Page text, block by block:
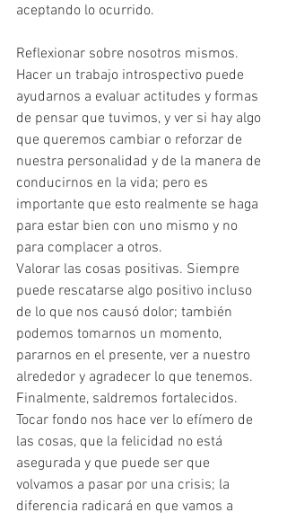
aceptando lo ocurrido.
Reflexionar sobre nosotros mismos.
Hacer un trabajo introspectivo puede
ayudarnos a evaluar actitudes y formas
de pensar que tuvimos, y ver si hay algo
que queremos cambiar o reforzar de
nuestra personalidad y de la manera de
conducirnos en la vida; pero es
importante que esto realmente se haga
para estar bien con uno mismo y no
para complacer a otros.
Valorar las cosas positivas. Siempre
puede rescatarse algo positivo incluso
de lo que nos causó dolor; también
podemos tomarnos un momento,
pararnos en el presente, ver a nuestro
alrededor y agradecer lo que tenemos.
Finalmente, saldremos fortalecidos.
Tocar fondo nos hace ver lo efímero de
las cosas, que la felicidad no está
asegurada y que puede ser que
volvamos a pasar por una crisis; la
diferencia radicará en que vamos a